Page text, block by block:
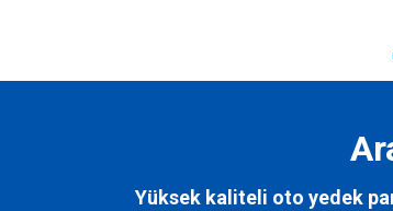
Yüksek kaliteli oto yedek